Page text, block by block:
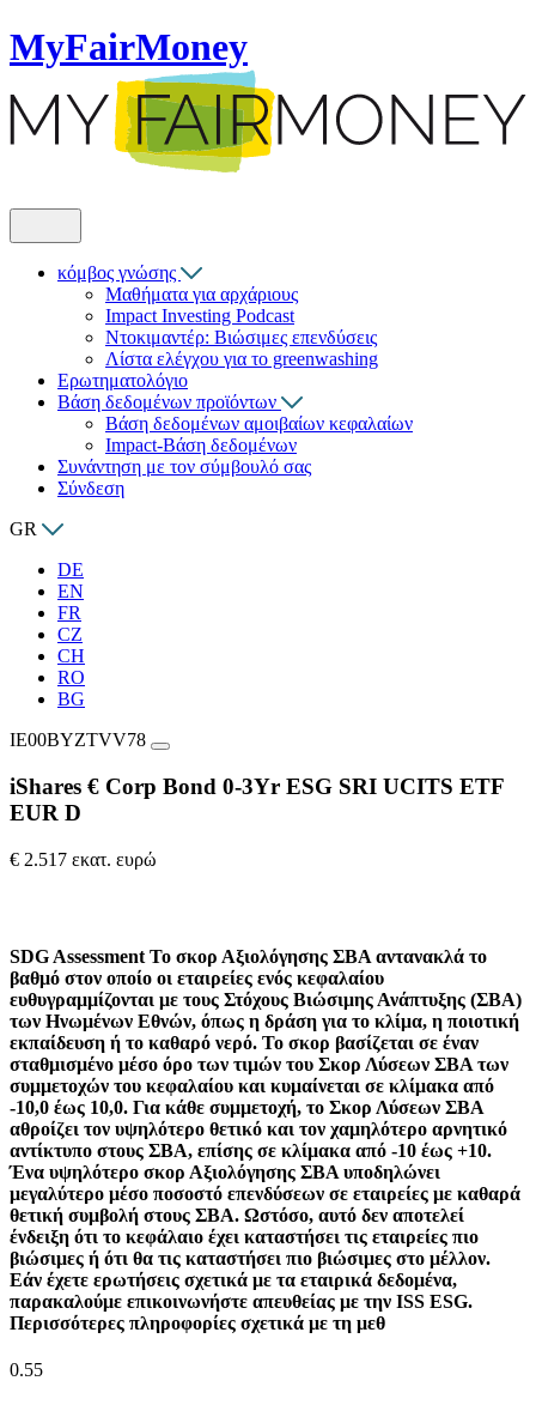
MyFairMoney
κόμβος γνώσης
Μαθήματα για αρχάριους
Impact Investing Podcast
Ντοκιμαντέρ: Βιώσιμες επενδύσεις
Λίστα ελέγχου για το greenwashing
Ερωτηματολόγιο
Βάση δεδομένων προϊόντων
Βάση δεδομένων αμοιβαίων κεφαλαίων
Impact-Βάση δεδομένων
Συνάντηση με τον σύμβουλό σας
Σύνδεση
GR
DE
EN
FR
CZ
CH
RO
BG
IE00BYZTVV78
iShares € Corp Bond 0-3Yr ESG SRI UCITS ETF
EUR D
€ 2.517 εκατ. ευρώ
SDG Assessment Το σκορ Αξιολόγησης ΣΒΑ αντανακλά το
βαθμό στον οποίο οι εταιρείες ενός κεφαλαίου
ευθυγραμμίζονται με τους Στόχους Βιώσιμης Ανάπτυξης (ΣΒΑ)
των Ηνωμένων Εθνών, όπως η δράση για το κλίμα, η ποιοτική
εκπαίδευση ή το καθαρό νερό. Το σκορ βασίζεται σε έναν
σταθμισμένο μέσο όρο των τιμών του Σκορ Λύσεων ΣΒΑ των
συμμετοχών του κεφαλαίου και κυμαίνεται σε κλίμακα από
-10,0 έως 10,0. Για κάθε συμμετοχή, το Σκορ Λύσεων ΣΒΑ
αθροίζει τον υψηλότερο θετικό και τον χαμηλότερο αρνητικό
αντίκτυπο στους ΣΒΑ, επίσης σε κλίμακα από -10 έως +10.
Ένα υψηλότερο σκορ Αξιολόγησης ΣΒΑ υποδηλώνει
μεγαλύτερο μέσο ποσοστό επενδύσεων σε εταιρείες με καθαρά
θετική συμβολή στους ΣΒΑ. Ωστόσο, αυτό δεν αποτελεί
ένδειξη ότι το κεφάλαιο έχει καταστήσει τις εταιρείες πιο
βιώσιμες ή ότι θα τις καταστήσει πιο βιώσιμες στο μέλλον.
Εάν έχετε ερωτήσεις σχετικά με τα εταιρικά δεδομένα,
παρακαλούμε επικοινωνήστε απευθείας με την ISS ESG.
Περισσότερες πληροφορίες σχετικά με τη μεθ
0.55